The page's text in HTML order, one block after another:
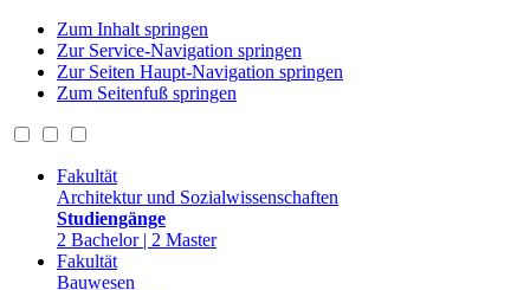
Zum Inhalt springen
Zur Service-Navigation springen
Zur Seiten Haupt-Navigation springen
Zum Seitenfuß springen
Fakultät
Architektur und Sozialwissenschaften
Studiengänge
2 Bachelor | 2 Master
Fakultät
Bauwesen